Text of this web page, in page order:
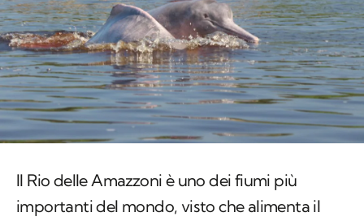
Il Rio delle Amazzoni è uno dei fiumi più
importanti del mondo, visto che alimenta il